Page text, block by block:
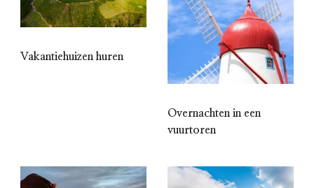
Vakantiehuizen huren
Overnachten in een
vuurtoren